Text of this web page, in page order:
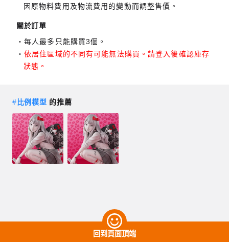
因原物料費用及物流費用的變動而調整售價。
關於訂單
每人最多只能購買3個。
依居住區域的不同有可能無法購買。請登入後確認庫存
狀態。
# 比例模型 的推薦
回到頁面頂端